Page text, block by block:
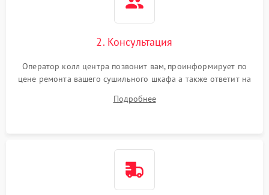
2. Консультация
Оператор колл центра позвонит вам, проинформирует по
цене ремонта вашего сушильного шкафа а также ответит на
Подробнее